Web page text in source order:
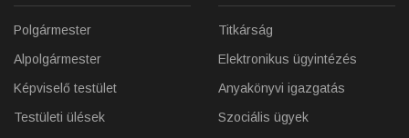
Polgármester
Alpolgármester
Képviselő testület
Testületi ülések
Titkárság
Elektronikus ügyintézés
Anyakönyvi igazgatás
Szociális ügyek